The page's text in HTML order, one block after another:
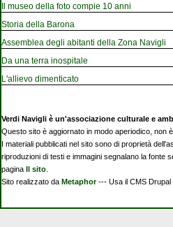
Il museo della foto compie 10 anni
Storia della Barona
Assemblea degli abitanti della Zona Navigli
Da una terra inospitale
L'allievo dimenticato
Verdi Navigli è un'associazione culturale e
Questo sito è aggiornato in modo aperiodico, non
I materiali pubblicati nel sito sono di proprietà
riproduzioni di testi e immagini segnalano la fonte
pagina Il sito
Sito realizzato da Metaphor--- Usa il CMS Drupal